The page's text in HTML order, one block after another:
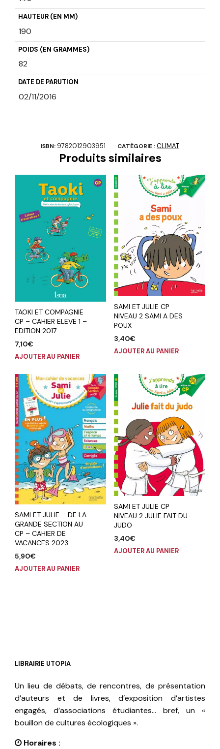
HAUTEUR (EN MM)
190
POIDS (EN GRAMMES)
82
DATE DE PARUTION
02/11/2016
ISBN: 9782012903951 CATÉGORIE :CLIMAT
Produits similaires
TAOKI ET COMPAGNIE
CP – CAHIER ELEVE 1 –
EDITION 2017
7,10€
AJOUTER AU PANIER
SAMI ET JULIE CP
NIVEAU 2 SAMI A DES
POUX
3,40€
AJOUTER AU PANIER
SAMI ET JULIE – DE LA
GRANDE SECTION AU
CP – CAHIER DE
VACANCES 2023
5,90€
AJOUTER AU PANIER
SAMI ET JULIE CP
NIVEAU 2 JULIE FAIT DU
JUDO
3,40€
AJOUTER AU PANIER
LIBRAIRIE UTOPIA
Un lieu de débats, de rencontres, de présentation
d’auteurs et de livres, d’exposition d’artistes
engagés, d’associations étudiantes… bref, un «
bouillon de cultures écologiques ».
Horaires :